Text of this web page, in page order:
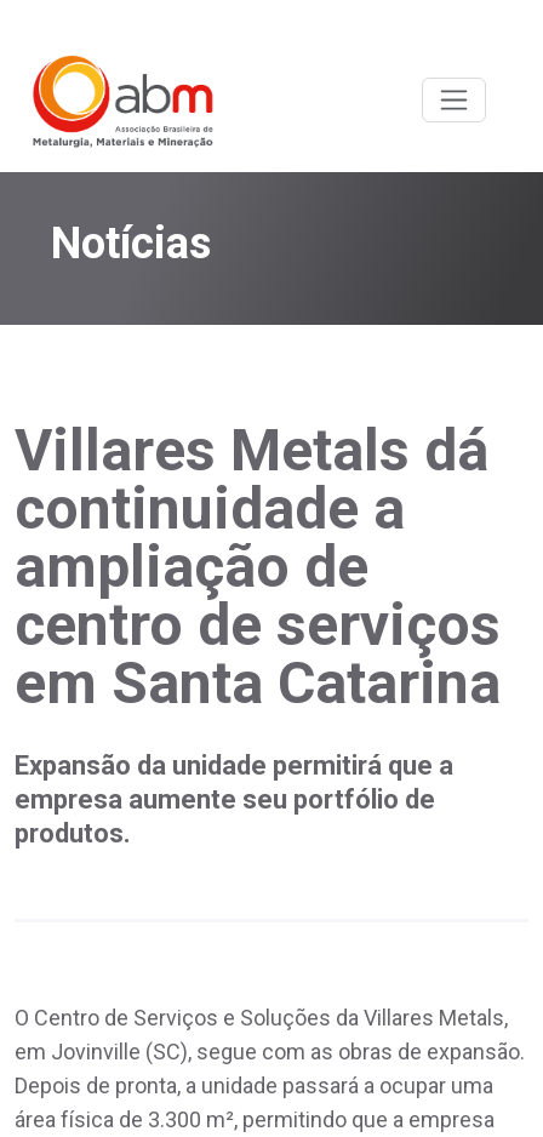
Notícias
Villares Metals dá
continuidade a
ampliação de
centro de serviços
em Santa Catarina
Expansão da unidade permitirá que a
empresa aumente seu portfólio de
produtos.
O Centro de Serviços e Soluções da Villares Metals,
em Jovinville (SC), segue com as obras de expansão.
Depois de pronta, a unidade passará a ocupar uma
área física de 3.300 m², permitindo que a empresa